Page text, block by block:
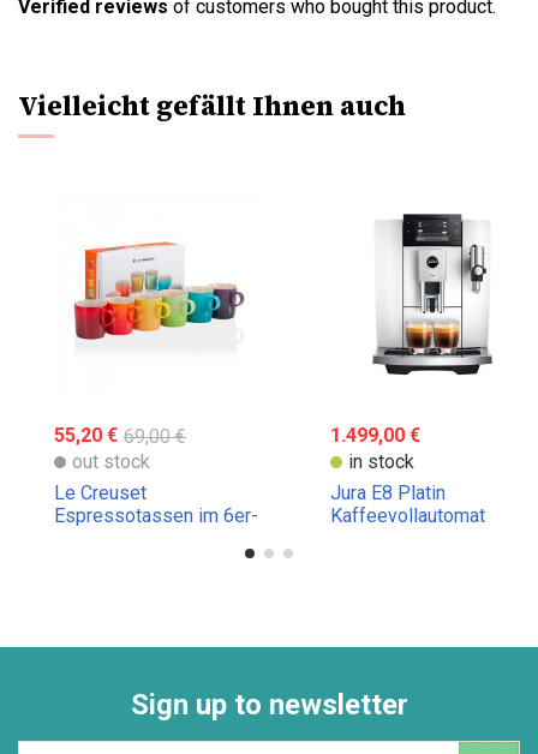
Verified reviews of customers who bought this product.
Vielleicht gefällt Ihnen auch
55,20 € 69,00 €
out stock
Le Creuset
Espressotassen im 6er-
1.499,00 €
in stock
Jura E8 Platin
Kaffeevollautomat
Sign up to newsletter